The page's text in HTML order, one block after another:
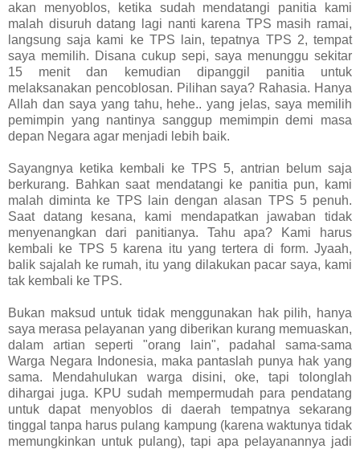
akan menyoblos, ketika sudah mendatangi panitia kami
malah disuruh datang lagi nanti karena TPS masih ramai,
langsung saja kami ke TPS lain, tepatnya TPS 2, tempat
saya memilih. Disana cukup sepi, saya menunggu sekitar
15 menit dan kemudian dipanggil panitia untuk
melaksanakan pencoblosan. Pilihan saya? Rahasia. Hanya
Allah dan saya yang tahu, hehe.. yang jelas, saya memilih
pemimpin yang nantinya sanggup memimpin demi masa
depan Negara agar menjadi lebih baik.
Sayangnya ketika kembali ke TPS 5, antrian belum saja
berkurang. Bahkan saat mendatangi ke panitia pun, kami
malah diminta ke TPS lain dengan alasan TPS 5 penuh.
Saat datang kesana, kami mendapatkan jawaban tidak
menyenangkan dari panitianya. Tahu apa? Kami harus
kembali ke TPS 5 karena itu yang tertera di form. Jyaah,
balik sajalah ke rumah, itu yang dilakukan pacar saya, kami
tak kembali ke TPS.
Bukan maksud untuk tidak menggunakan hak pilih, hanya
saya merasa pelayanan yang diberikan kurang memuaskan,
dalam artian seperti "orang lain", padahal sama-sama
Warga Negara Indonesia, maka pantaslah punya hak yang
sama. Mendahulukan warga disini, oke, tapi tolonglah
dihargai juga. KPU sudah mempermudah para pendatang
untuk dapat menyoblos di daerah tempatnya sekarang
tinggal tanpa harus pulang kampung (karena waktunya tidak
memungkinkan untuk pulang), tapi apa pelayanannya jadi